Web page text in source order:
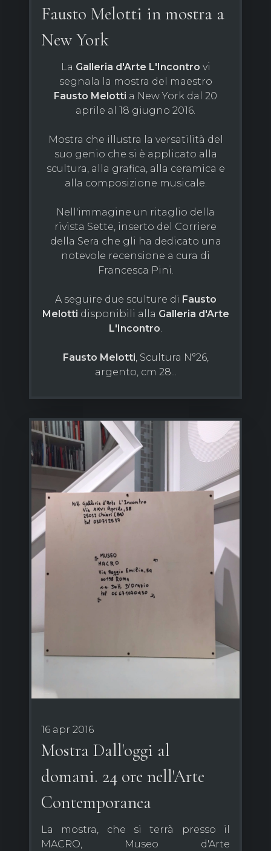
Fausto Melotti in mostra a
New York
La Galleria d'Arte L'Incontro vi
segnala la mostra del maestro
Fausto Melotti a New York dal 20
aprile al 18 giugno 2016.
Mostra che illustra la versatilità del
suo genio che si è applicato alla
scultura, alla grafica, alla ceramica e
alla composizione musicale.
Nell'immagine un ritaglio della
rivista Sette, inserto del Corriere
della Sera che gli ha dedicato una
notevole recensione a cura di
Francesca Pini.
A seguire due sculture di Fausto
Melotti disponibili alla Galleria d'Arte
L'Incontro.
Fausto Melotti, Scultura N°26,
argento, cm 28...
16 apr 2016
Mostra Dall'oggi al
domani. 24 ore nell'Arte
Contemporanea
La mostra, che si terrà presso il
MACRO, Museo d'Arte